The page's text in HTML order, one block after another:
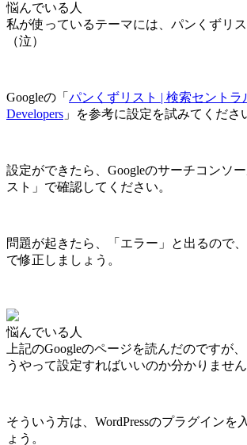
悩んでいる人
私が使っているテーマには、パンくずリ
（泣）
Googleの「 パンくずリスト | 検索セントラ
Developers 」を参考に設定を試みてくださ
設定ができたら、Googleのサーチコンソ
スト」で確認してください。
問題が起きたら、「エラー」と出るので
で修正しましょう。
悩んでいる人
上記のGoogleのページを読んだのですが
うやって設定すればいいのか分かりません
そういう方は、WordPressのプラグインを
ょう。